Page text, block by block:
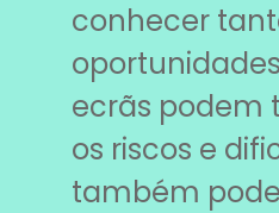
conhecer
ecrãs podem
os riscos e
também